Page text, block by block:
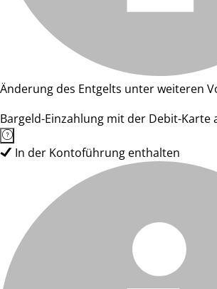
Änderung des Entgelts unter weiteren
Bargeld-Einzahlung mit der Debit-Karte
In der Kontoführung enthalten